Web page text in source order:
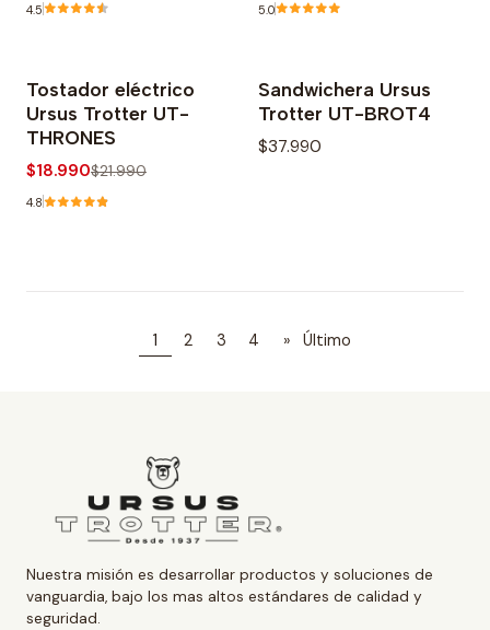
4.5 5.0
-14% OFF
Tostador eléctrico
Ursus Trotter UT-
THRONES
$18.990$21.990
4.8
Sandwichera Ursus
Trotter UT-BROT4
$37.990
1 2 3 4 » Último
Nuestra misión es desarrollar productos y soluciones de
vanguardia, bajo los mas altos estándares de calidad y
seguridad.